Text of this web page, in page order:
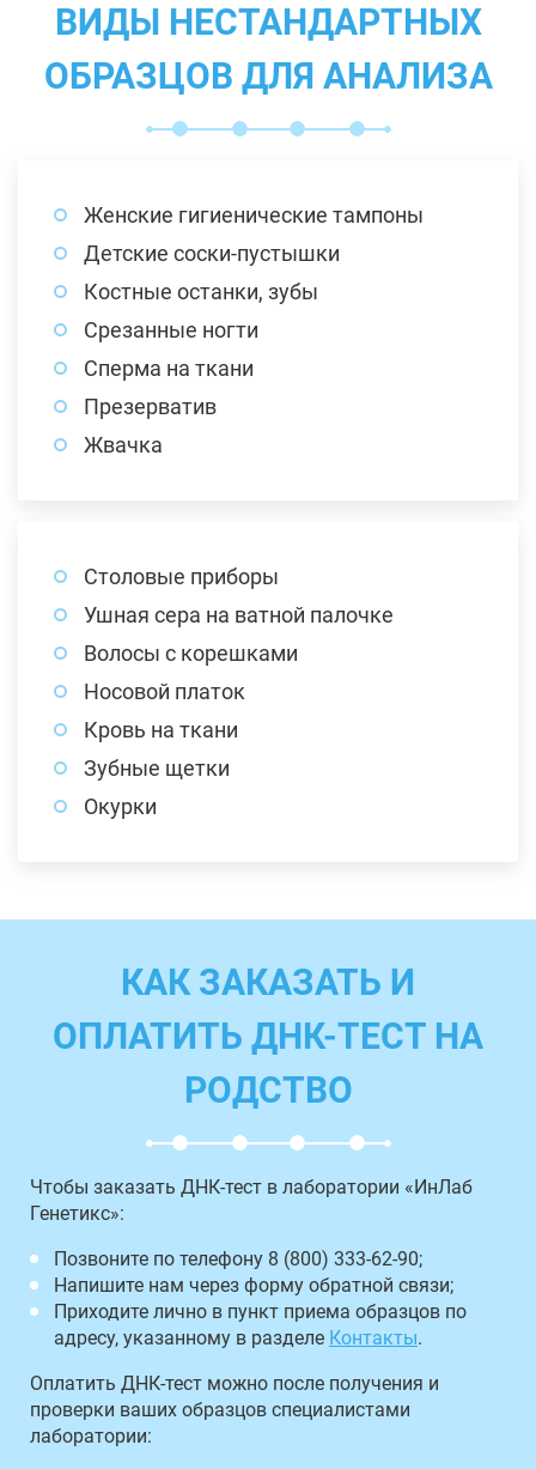
ВИДЫ НЕСТАНДАРТНЫХ
ОБРАЗЦОВ ДЛЯ АНАЛИЗА
Женские гигиенические тампоны
Детские соски-пустышки
Костные останки, зубы
Срезанные ногти
Сперма на ткани
Презерватив
Жвачка
Столовые приборы
Ушная сера на ватной палочке
Волосы с корешками
Носовой платок
Кровь на ткани
Зубные щетки
Окурки
КАК ЗАКАЗАТЬ И
ОПЛАТИТЬ ДНК-ТЕСТ НА
РОДСТВО
Чтобы заказать ДНК-тест в лаборатории «ИнЛаб
Генетикс»:
Позвоните по телефону 8 (800) 333-62-90;
Напишите нам через форму обратной связи;
Приходите лично в пункт приема образцов по
адресу, указанному в разделе Контакты.
Оплатить ДНК-тест можно после получения и
проверки ваших образцов специалистами
лаборатории: